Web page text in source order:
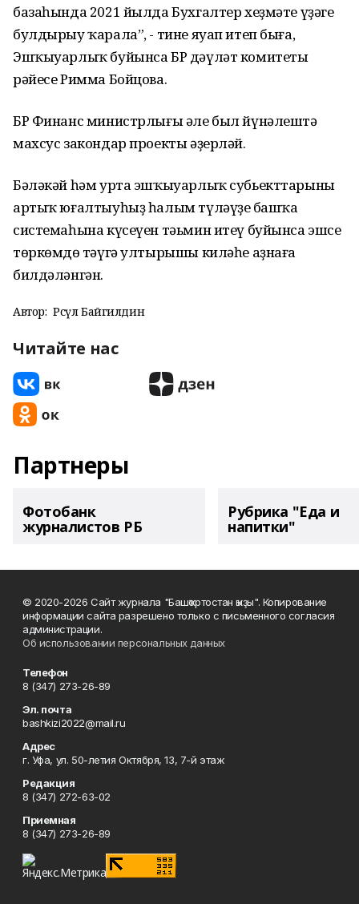
базаһында 2021 йылда Бухгалтер хеҙмәте үҙәге
булдырыу ҡарала”, - тине яуап итеп быға,
Эшҡыуарлыҡ буйынса БР дәүләт комитеты
рәйесе Римма Бойцова.
БР Финанс министрлығы әле был йүнәлештә
махсус закондар проекты әҙерләй.
Бәләкәй һәм урта эшҡыуарлыҡ субьекттарының
артыҡ юғалтыуһыҙ һалым түләүҙең башҡа
системаһына күсеүен тәьмин итеү буйынса эшсе
төркөмдөң тәүгә ултырышы киләһе аҙнаға
билдәләнгән.
Автор: Рәсүл Байгилдин
Читайте нас
Партнеры
Фотобанк
журналистов РБ
Рубрика "Еда и
напитки"
© 2020-2026 Сайт журнала "Башҡортостан ҡыҙы". Копирование
информации сайта разрешено только с письменного согласия
администрации.
Об использовании персональных данных
Телефон
8 (347) 273-26-89
Эл. почта
bashkizi2022@mail.ru
Адрес
г. Уфа, ул. 50-летия Октября, 13, 7-й этаж
Редакция
8 (347) 272-63-02
Приемная
8 (347) 273-26-89